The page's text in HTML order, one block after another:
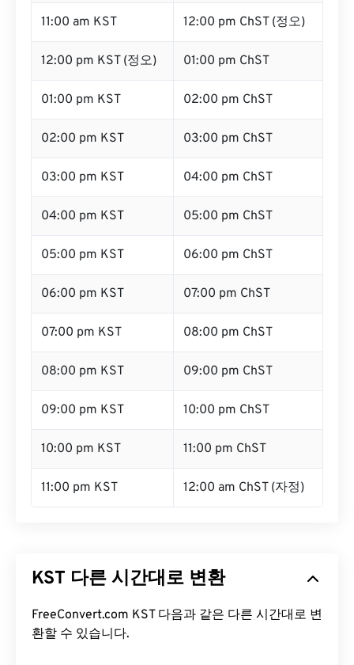
11:00 am KST 12:00 pm ChST (정오)
12:00 pm KST (정오) 01:00 pm ChST
01:00 pm KST 02:00 pm ChST
02:00 pm KST 03:00 pm ChST
03:00 pm KST 04:00 pm ChST
04:00 pm KST 05:00 pm ChST
05:00 pm KST 06:00 pm ChST
06:00 pm KST 07:00 pm ChST
07:00 pm KST 08:00 pm ChST
08:00 pm KST 09:00 pm ChST
09:00 pm KST 10:00 pm ChST
10:00 pm KST 11:00 pm ChST
11:00 pm KST 12:00 am ChST (자정)
KST 다른 시간대로 변환
FreeConvert.com KST 다음과 같은 다른 시간대로 변
환할 수 있습니다.